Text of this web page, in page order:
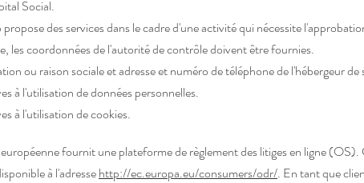
Social.
des services dans le cadre d'une activité qui nécessite
les coordonnées de l'autorité de contrôle doivent être fournies.
ou raison sociale et adresse et numéro de téléphone de l'hébergeur de
à l'utilisation de données personnelles.
à l'utilisation de cookies.
fournit une plateforme de règlement des litiges en ligne (OS).
à l'adressehttp://ec.europa.eu/consumers/odr/. En tant que